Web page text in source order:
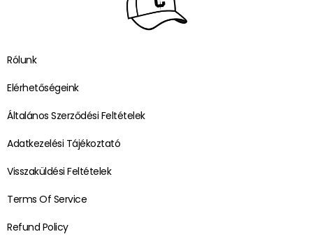
Rólunk
Elérhetőségeink
Általános Szerződési Feltételek
Adatkezelési Tájékoztató
Visszaküldési Feltételek
Terms Of Service
Refund Policy